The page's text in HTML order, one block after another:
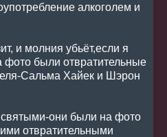
алкоголем и
и молния убьёт,если я
фото были отвратительные
Сальма Хайек и Шэрон
они были на фото
отвратительными